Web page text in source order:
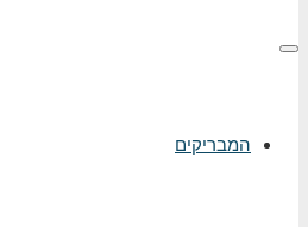
תפריט
המבריקים